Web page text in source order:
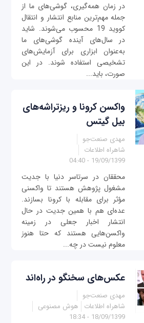
در زمان همه‌گیری، گوشی‌های ما از
جمله مهم‌ترین منابع انتشار و انتقال
کووید 19 محسوب می‌شوند. شاید
در سال‌های آینده گوشی‌های ما
به‌عنوان ابزاری برای آزمایش‌های
تشخیصی استفاده شوند. در این
صورت، باید...
واکسن کرونا و ریزتراشه‌های
بیل گیتس
مهدی صنعت‌جو
شاهراه اطلاعات
19/09/1399 - 04:40
محققان در سرتاسر دنیا با جدیت
مشغول پژوهش هستند تا واکسنی
مؤثر برای مقابله با کرونا بسازند.
عده‌ای هم با همین جدیت در حال
انتشار اخبار جعلی در زمینه
واکسن‌هایی هستند که حتا هنوز
معلوم نیست در چه...
عکس‌های سخنگو در راه‌اند
مهدی صنعت‌جو
شاهراه اطلاعات
هوش مصنوعی
18/09/1399 - 18:34